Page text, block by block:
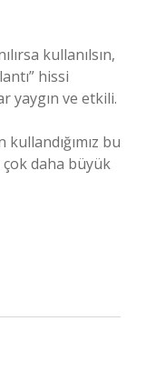
kullanılsın,
hissi
yaygın ve etkili.
bu
çok daha büyük